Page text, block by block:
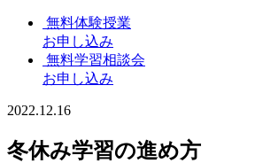
無料体験授業
お申し込み
無料学習相談会
お申し込み
2022.12.16
冬休み学習の進め方